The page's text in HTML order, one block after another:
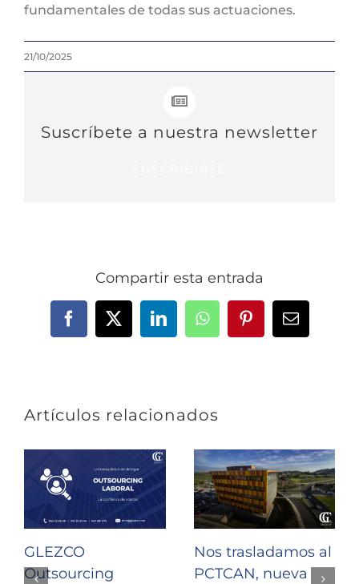
fundamentales de todas sus actuaciones.
21/10/2025
Suscríbete a nuestra newsletter
Compartir esta entrada
Facebook
X LinkedInWhatsAppPinterestCorreo
Artículos relacionados
GLEZCO
Outsourcing
Nos trasladamos al
PCTCAN, nueva